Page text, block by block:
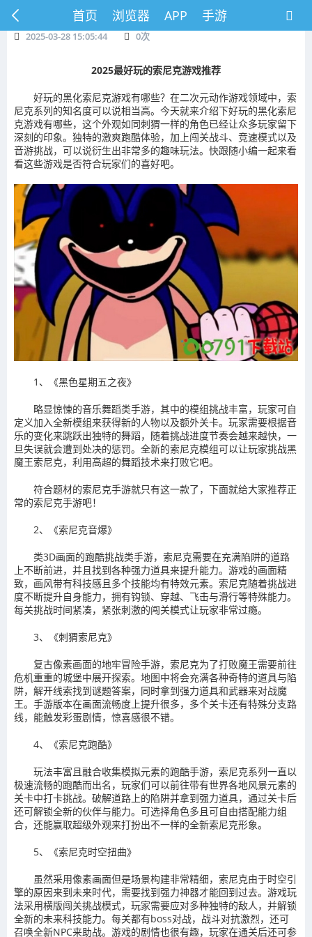
首页 浏览器 APP 手游
2025-03-28 15:05:44 0次
2025最好玩的索尼克游戏推荐
好玩的黑化索尼克游戏有哪些？在二次元动作游戏领域中，索
尼克系列的知名度可以说相当高。今天就来介绍下好玩的黑化索尼
克游戏有哪些，这个外观如同刺猬一样的角色已经让众多玩家留下
深刻的印象。独特的激爽跑酷体验，加上闯关战斗、竞速模式以及
音游挑战，可以说衍生出非常多的趣味玩法。快跟随小编一起来看
看这些游戏是否符合玩家们的喜好吧。
1、《黑色星期五之夜》
略显惊悚的音乐舞蹈类手游，其中的模组挑战丰富，玩家可自
定义加入全新模组来获得新的人物以及额外关卡。玩家需要根据音
乐的变化来跳跃出独特的舞蹈，随着挑战进度节奏会越来越快，一
旦失误就会遭到处决的惩罚。全新的索尼克模组可以让玩家挑战黑
魔王索尼克，利用高超的舞蹈技术来打败它吧。
符合题材的索尼克手游就只有这一款了，下面就给大家推荐正
常的索尼克手游吧！
2、《索尼克音爆》
类3D画面的跑酷挑战类手游，索尼克需要在充满陷阱的道路
上不断前进，并且找到各种强力道具来提升能力。游戏的画面精
致，画风带有科技感且多个技能均有特效元素。索尼克随着挑战进
度不断提升自身能力，拥有钩锁、穿越、飞击与滑行等特殊能力。
每关挑战时间紧凑，紧张刺激的闯关模式让玩家非常过瘾。
3、《刺猬索尼克》
复古像素画面的地牢冒险手游，索尼克为了打败魔王需要前往
危机重重的城堡中展开探索。地图中将会充满各种奇特的道具与陷
阱，解开线索找到谜题答案，同时拿到强力道具和武器来对战魔
王。手游版本在画面流畅度上提升很多，多个关卡还有特殊分支路
线，能触发彩蛋剧情，惊喜感很不错。
4、《索尼克跑酷》
玩法丰富且融合收集模拟元素的跑酷手游，索尼克系列一直以
极速流畅的跑酷而出名，玩家们可以前往带有世界各地风景元素的
关卡中打卡挑战。破解道路上的陷阱并拿到强力道具，通过关卡后
还可解锁全新的伙伴与能力。可选择角色多且可自由搭配能力组
合，还能赢取超级外观来打扮出不一样的全新索尼克形象。
5、《索尼克时空扭曲》
虽然采用像素画面但是场景构建非常精细，索尼克由于时空引
擎的原因来到未来时代，需要找到强力神器才能回到过去。游戏玩
法采用横版闯关挑战模式，玩家需要应对多种独特的敌人，并解锁
全新的未来科技能力。每关都有boss对战，战斗对抗激烈，还可
召唤全新NPC来助战。游戏的剧情也很有趣，玩家在通关后还可参